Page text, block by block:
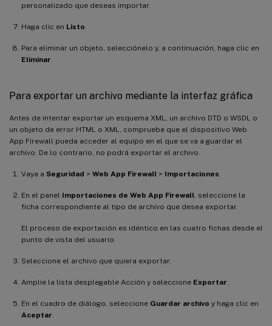
personalizado que deseas importar.
Haga clic en Listo
Para eliminar un objeto, selecciónelo y, a continuación, haga clic en
Eliminar
Para exportar un archivo mediante la interfaz gráfica
Antes de intentar exportar un esquema XML, un archivo DTD o WSDL o
un objeto de error HTML o XML, compruebe que el dispositivo Web
App Firewall pueda acceder al equipo en el que se va a guardar el
archivo. De lo contrario, no podrá exportar el archivo.
Vaya a Seguridad > Web App Firewall > Importaciones
En el panel Importaciones de Web App Firewall , seleccione la
ficha correspondiente al tipo de archivo que desea exportar.
El proceso de exportación es idéntico en las cuatro fichas desde el
punto de vista del usuario.
Seleccione el archivo que quiera exportar.
Amplíe la lista desplegable Acción y seleccione Exportar
En el cuadro de diálogo, seleccione Guardar archivo y haga clic en
Aceptar